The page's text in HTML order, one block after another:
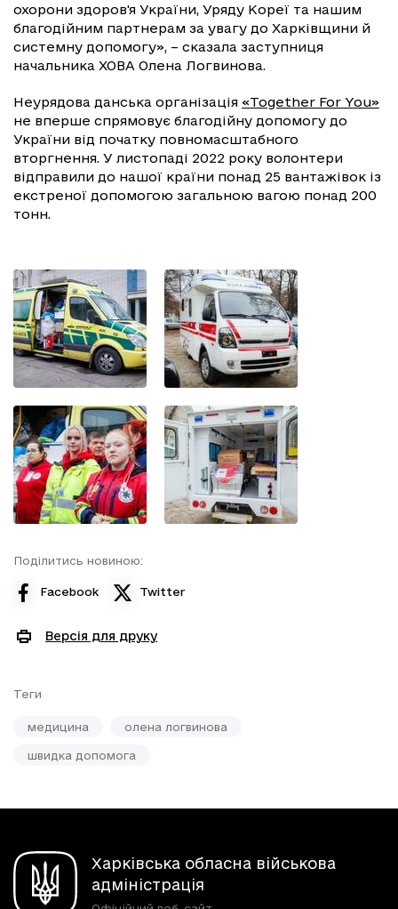
охорони здоров'я України, Уряду Кореї та нашим
благодійним партнерам за увагу до Харківщини й
системну допомогу», – сказала заступниця
начальника ХОВА Олена Логвинова.
Неурядова данська організація «Together For You»
не вперше спрямовує благодійну допомогу до
України від початку повномасштабного
вторгнення. У листопаді 2022 року волонтери
відправили до нашої країни понад 25 вантажівок із
екстреної допомогою загальною вагою понад 200
тонн.
Поділитись новиною:
Facebook Twitter
Версія для друку
Теги
медицина олена логвинова
швидка допомога
Харківська обласна військова
адміністрація